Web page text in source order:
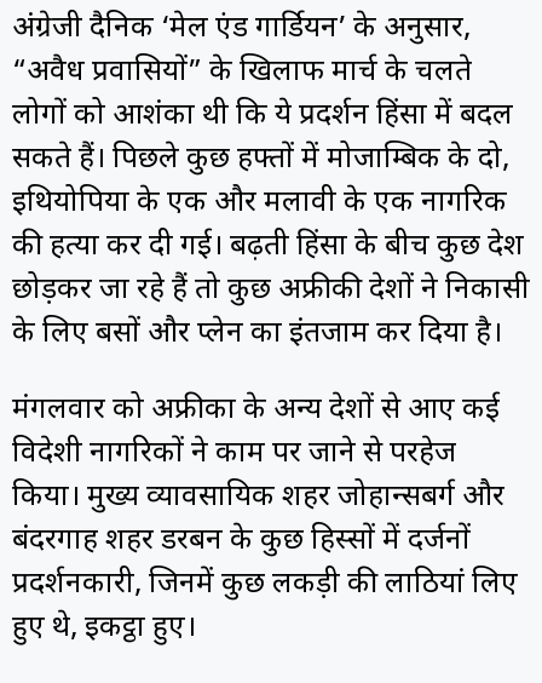
अंग्रेजी दैनिक ‘मेल एंड गार्डियन’ के अनुसार,
“अवैध प्रवासियों” के खिलाफ मार्च के चलते
लोगों को आशंका थी कि ये प्रदर्शन हिंसा में बदल
सकते हैं। पिछले कुछ हफ्तों में मोजाम्बिक के दो,
इथियोपिया के एक और मलावी के एक नागरिक
की हत्या कर दी गई। बढ़ती हिंसा के बीच कुछ देश
छोड़कर जा रहे हैं तो कुछ अफ्रीकी देशों ने निकासी
के लिए बसों और प्लेन का इंतजाम कर दिया है।
मंगलवार को अफ्रीका के अन्य देशों से आए कई
विदेशी नागरिकों ने काम पर जाने से परहेज
किया। मुख्य व्यावसायिक शहर जोहान्सबर्ग और
बंदरगाह शहर डरबन के कुछ हिस्सों में दर्जनों
प्रदर्शनकारी, जिनमें कुछ लकड़ी की लाठियां लिए
हुए थे, इकट्ठा हुए।